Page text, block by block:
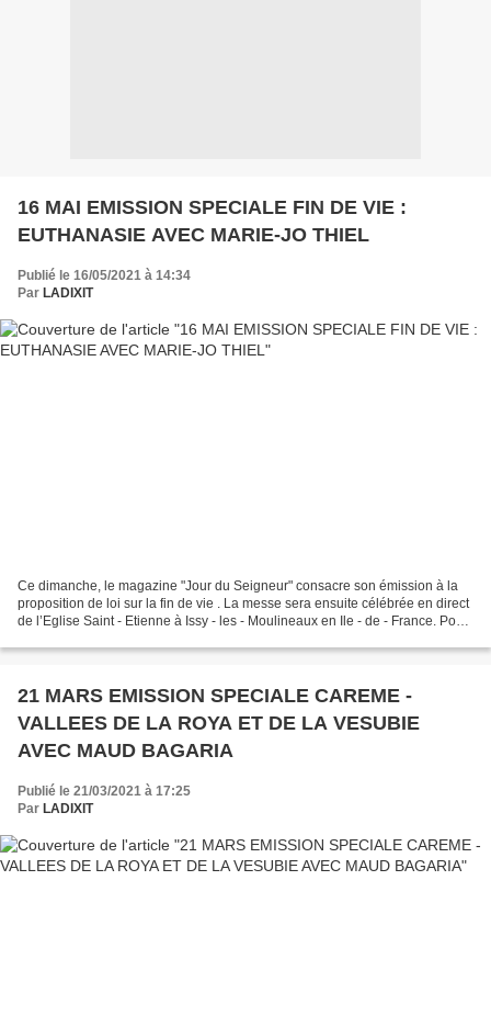
16 MAI EMISSION SPECIALE FIN DE VIE :
EUTHANASIE AVEC MARIE-JO THIEL
Publié le 16/05/2021 à 14:34
Par LADIXIT
Ce dimanche, le magazine "Jour du Seigneur" consacre son émission à la
proposition de loi sur la fin de vie . La messe sera ensuite célébrée en direct
de l’Eglise Saint - Etienne à Issy - les - Moulineaux en Ile - de - France. Pour
21 MARS EMISSION SPECIALE CAREME -
VALLEES DE LA ROYA ET DE LA VESUBIE
AVEC MAUD BAGARIA
Publié le 21/03/2021 à 17:25
Par LADIXIT